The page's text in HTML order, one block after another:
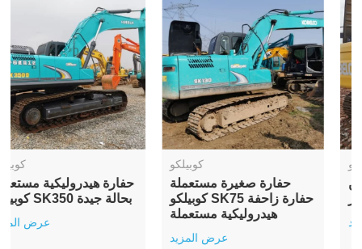
كوبيلكو
حفارة صغيرة مستعملة
كوبيلكو SK75 حفارة زاحفة
كوبيلكو
حفارة مجنزرة مستعملة من
طراز Kobelco SK260
عرض المزيد